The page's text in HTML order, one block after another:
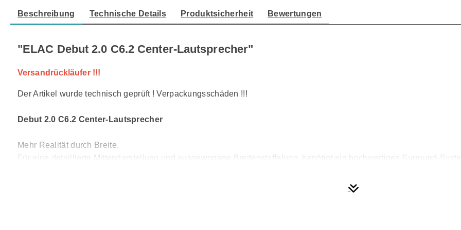
Beschreibung Technische Details Produktsicherheit Bewertungen
"ELAC Debut 2.0 C6.2 Center-Lautsprecher"
Versandrückläufer !!!
Der Artikel wurde technisch geprüft ! Verpackungsschäden !!!
Debut 2.0 C6.2 Center-Lautsprecher
Mehr Realität durch Breite.
Für eine detaillierte Mittendarstellung und ausgewogene Breitenstaffelung, benötigt ein hochwertiges Surround-
erweckt. Die Bassreflexrohre auf der Front erlauben die Platzierung des Lautsprechers in Regalen oder an der